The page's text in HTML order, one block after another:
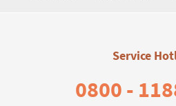
Service
0800 -